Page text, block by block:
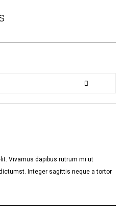
Vivamus dapibus rutrum mi ut
Integer sagittis neque a tortor